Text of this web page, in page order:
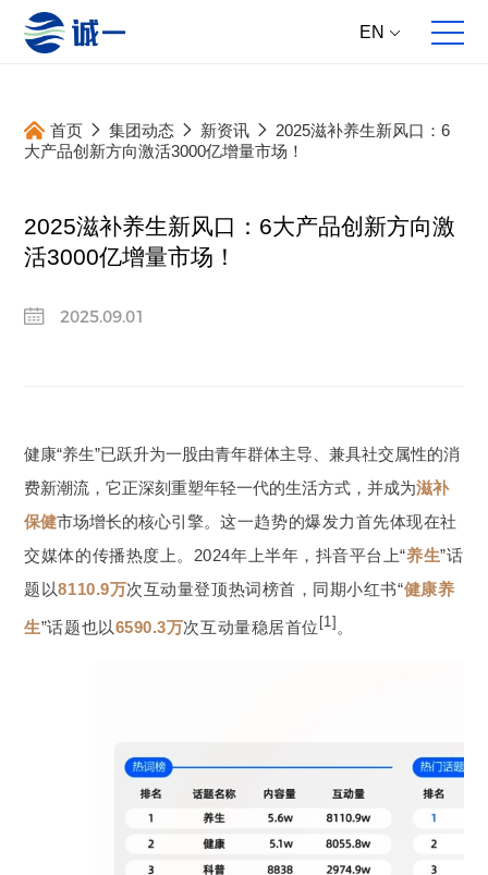
EN
关于我们
发展历程
全案服务
多维产品提案
全面动销服务
产品中心 集团动态
联系我们
首页 集团动态 新资讯
2025滋补养生新风口：6
大产品创新方向激活3000亿增量市场！
2025滋补养生新风口：6大产品创新方向激
活3000亿增量市场！
2025.09.01
健康“养生”已跃升为一股由青年群体主导、兼具社交属性的消
费新潮流，它正深刻重塑年轻一代的生活方式，并成为滋补
保健市场增长的核心引擎。这一趋势的爆发力首先体现在社
交媒体的传播热度上。 2024年上半年，抖音平台上“养生”话
题以8110.9万次互动量登顶热词榜首，同期小红书“健康养
生”话题也以6590.3万次互动量稳居首位 [1] 。